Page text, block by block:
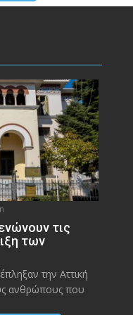
τις
των
την Αττική
ανθρώπους που